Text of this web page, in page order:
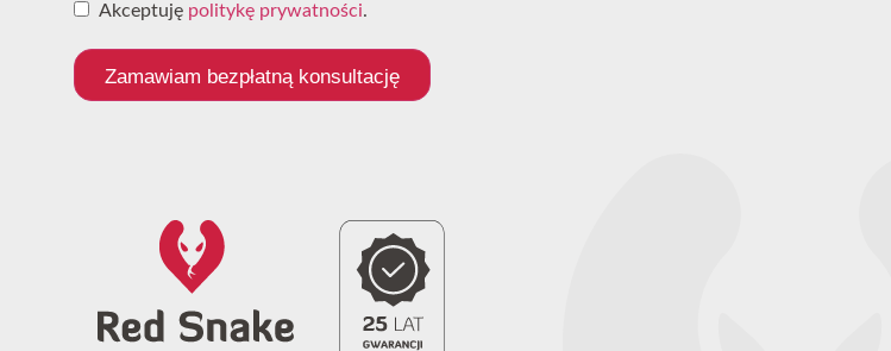
Akceptuję politykę prywatności.
Zamawiam bezpłatną konsultację